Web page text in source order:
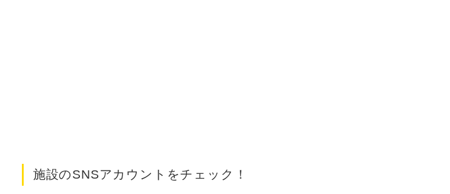
施設のSNSアカウントをチェック！